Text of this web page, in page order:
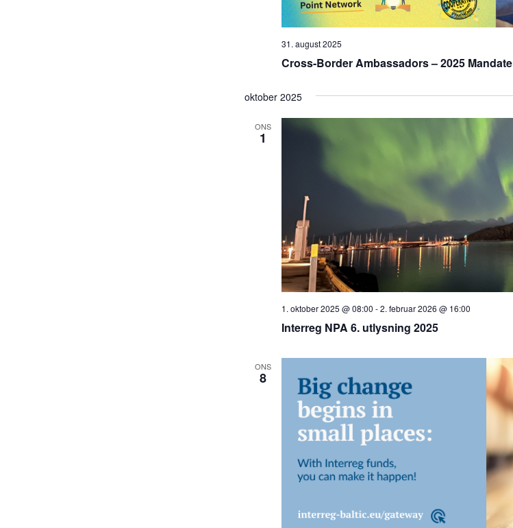
Cross-Border Ambassadors – 2025 Mandate
31. august 2025
oktober 2025
ONS
1
Interreg NPA 6. utlysning 2025
1. oktober 2025 @ 08:00 -2. februar 2026 @ 16:00
ONS
8